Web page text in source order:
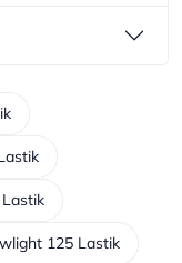
125 Lastik